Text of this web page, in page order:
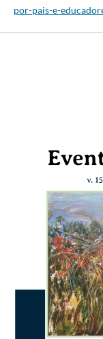
por-pais-e-